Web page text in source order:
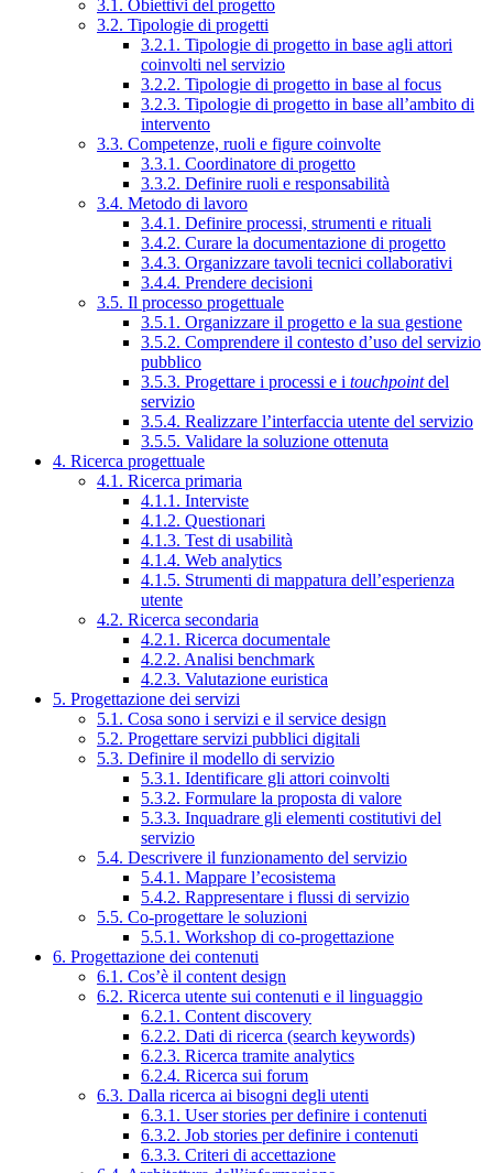
3.1. Obiettivi del progetto
3.2. Tipologie di progetti
3.2.1. Tipologie di progetto in base agli attori
coinvolti nel servizio
3.2.2. Tipologie di progetto in base al focus
3.2.3. Tipologie di progetto in base all’ambito di
intervento
3.3. Competenze, ruoli e figure coinvolte
3.3.1. Coordinatore di progetto
3.3.2. Definire ruoli e responsabilità
3.4. Metodo di lavoro
3.4.1. Definire processi, strumenti e rituali
3.4.2. Curare la documentazione di progetto
3.4.3. Organizzare tavoli tecnici collaborativi
3.4.4. Prendere decisioni
3.5. Il processo progettuale
3.5.1. Organizzare il progetto e la sua gestione
3.5.2. Comprendere il contesto d’uso del servizio
pubblico
3.5.3. Progettare i processi e i touchpointdel
servizio
3.5.4. Realizzare l’interfaccia utente del servizio
3.5.5. Validare la soluzione ottenuta
4. Ricerca progettuale
4.1. Ricerca primaria
4.1.1. Interviste
4.1.2. Questionari
4.1.3. Test di usabilità
4.1.4. Web analytics
4.1.5. Strumenti di mappatura dell’esperienza
utente
4.2. Ricerca secondaria
4.2.1. Ricerca documentale
4.2.2. Analisi benchmark
4.2.3. Valutazione euristica
5. Progettazione dei servizi
5.1. Cosa sono i servizi e il service design
5.2. Progettare servizi pubblici digitali
5.3. Definire il modello di servizio
5.3.1. Identificare gli attori coinvolti
5.3.2. Formulare la proposta di valore
5.3.3. Inquadrare gli elementi costitutivi del
servizio
5.4. Descrivere il funzionamento del servizio
5.4.1. Mappare l’ecosistema
5.4.2. Rappresentare i flussi di servizio
5.5. Co-progettare le soluzioni
5.5.1. Workshop di co-progettazione
6. Progettazione dei contenuti
6.1. Cos’è il content design
6.2. Ricerca utente sui contenuti e il linguaggio
6.2.1. Content discovery
6.2.2. Dati di ricerca (search keywords)
6.2.3. Ricerca tramite analytics
6.2.4. Ricerca sui forum
6.3. Dalla ricerca ai bisogni degli utenti
6.3.1. User stories per definire i contenuti
6.3.2. Job stories per definire i contenuti
6.3.3. Criteri di accettazione